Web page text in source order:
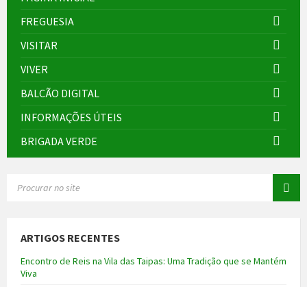
FREGUESIA
VISITAR
VIVER
BALCÃO DIGITAL
INFORMAÇÕES ÚTEIS
BRIGADA VERDE
ARTIGOS RECENTES
Encontro de Reis na Vila das Taipas: Uma Tradição que se Mantém
Viva